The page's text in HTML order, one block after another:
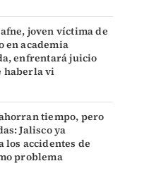
joven víctima de
en academia
enfrentará juicio
haberla vi
tiempo, pero
Jalisco ya
los accidentes de
problema